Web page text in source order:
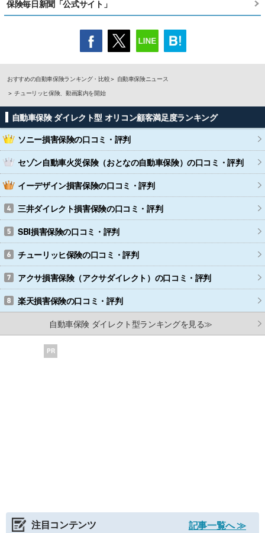
保険毎日新聞「公式サイト」
おすすめの自動車保険ランキング・比較
自動車保険ニュース
チューリッヒ保険、動画案内を開始
自動車保険 ダイレクト型 オリコン顧客満足度ランキング
ソニー損害保険の口コミ・評判
セゾン自動車火災保険（おとなの自動車保険）の口コミ・評判
イーデザイン損害保険の口コミ・評判
三井ダイレクト損害保険の口コミ・評判
SBI損害保険の口コミ・評判
チューリッヒ保険の口コミ・評判
アクサ損害保険（アクサダイレクト） の口コミ・評判
楽天損害保険の口コミ・評判
自動車保険 ダイレクト型ランキングを見る≫
PR
注目コンテンツ
記事一覧へ ≫